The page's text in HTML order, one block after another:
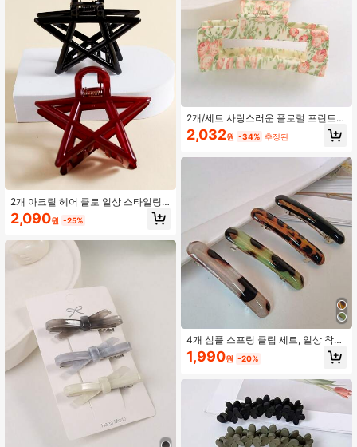
2개 아크릴 헤어 클로 일상 스타일링
용 캠퍼스 데이트 휴가 일상 여행 캐주
얼에 적합,여성용 여름 헤어 액세서리
2,090원 -25%
2개/세트 사랑스러운 플로럴 프린트
헤어 클로 헤어 클로 세트 일상용 보헤
미안 캐주얼
2,032원 -34% 추정된
4개 심플 스프링 클립 세트, 일상 착용
에 적합한 헤어 클립 클로 클립 헤어
클로 헤어 슬라이드 헤어 바레트, 학교
1,990원 -20%